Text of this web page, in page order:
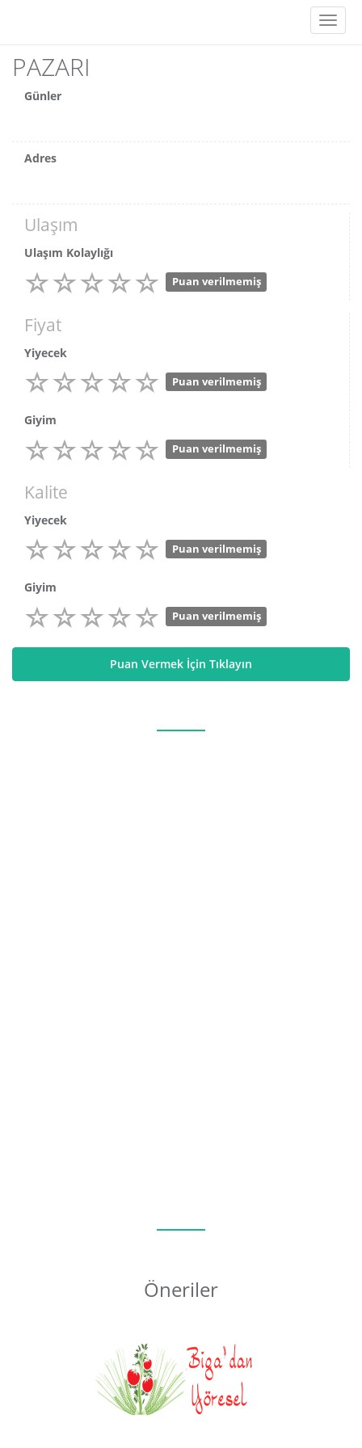
Toggle
PAZARI
Günler
Adres
Ulaşım
Ulaşım Kolaylığı
Puan verilmemiş
Fiyat
Yiyecek
Puan verilmemiş
Giyim
Puan verilmemiş
Kalite
Yiyecek
Puan verilmemiş
Giyim
Puan verilmemiş
Puan Vermek İçin Tıklayın
Öneriler